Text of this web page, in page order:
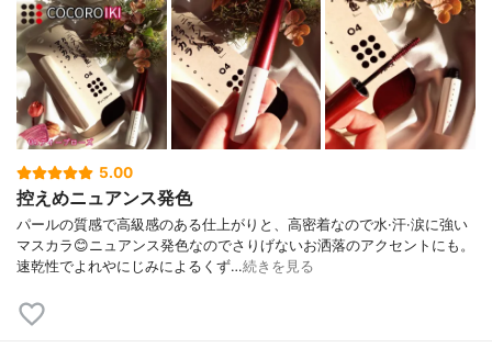
5.00
控えめニュアンス発色
パールの質感で高級感のある仕上がりと、高密着なので水·汗·涙に強い
マスカラ😊ニュアンス発色なのでさりげないお洒落のアクセントにも。
速乾性でよれやにじみによるくず…続きを見る